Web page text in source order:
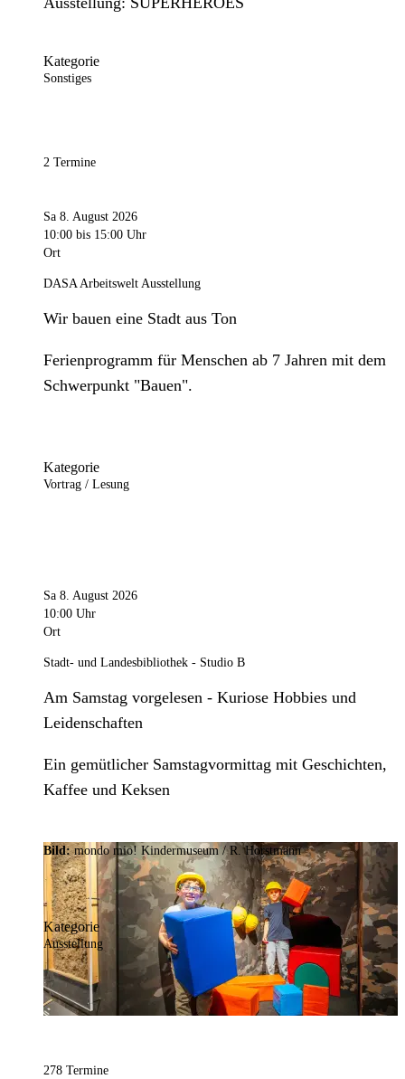
Kategorie
Sonstiges
2 Termine
Sa 8. August 2026
10:00 bis 15:00 Uhr
Ort
DASA Arbeitswelt Ausstellung
Wir bauen eine Stadt aus Ton
Ferienprogramm für Menschen ab 7 Jahren mit dem
Schwerpunkt "Bauen".
Kategorie
Vortrag / Lesung
Sa 8. August 2026
10:00 Uhr
Ort
Stadt- und Landesbibliothek - Studio B
Am Samstag vorgelesen - Kuriose Hobbies und
Leidenschaften
Ein gemütlicher Samstagvormittag mit Geschichten,
Kaffee und Keksen
Bild:mondo mio! Kindermuseum / R. Horstmann
Kategorie
Ausstellung
278 Termine